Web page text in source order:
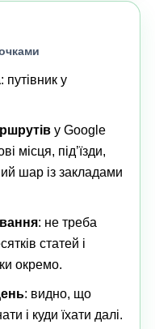
: путівник у
у Google
місця, під’їзди,
шар із закладами
: не треба
статей і
окремо.
: видно, що
і куди їхати далі.